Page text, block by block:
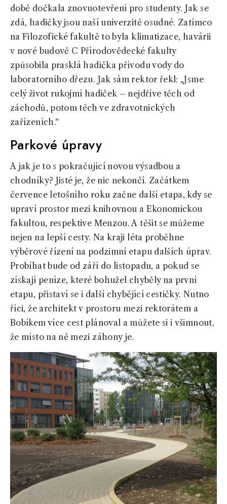
době dočkala znovuotevření pro studenty. Jak se
zdá, hadičky jsou naší univerzitě osudné. Zatímco
na Filozofické fakultě to byla klimatizace, havárii
v nové budově C Přírodovědecké fakulty
způsobila prasklá hadička přívodu vody do
laboratorního dřezu. Jak sám rektor řekl: „Jsme
celý život rukojmí hadiček – nejdříve těch od
záchodů, potom těch ve zdravotnických
zařízeních.“
Parkové úpravy
A jak je to s pokračující novou výsadbou a
chodníky? Jisté je, že nic nekončí. Začátkem
července letošního roku začne další etapa, kdy se
upraví prostor mezi knihovnou a Ekonomickou
fakultou, respektive Menzou. A těšit se můžeme
nejen na lepší cesty. Na kraji léta proběhne
výběrové řízení na podzimní etapu dalších úprav.
Probíhat bude od září do listopadu, a pokud se
získají peníze, které bohužel chyběly na první
etapu, přistaví se i další chybějící cestičky. Nutno
říci, že architekt v prostoru mezi rektorátem a
Bobíkem více cest plánoval a můžete si i všimnout,
že místo na ně mezi záhony je.